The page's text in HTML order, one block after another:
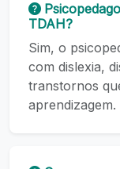
TDAH?
Sim, o
com dislexia,
transtornos
aprendizagem.